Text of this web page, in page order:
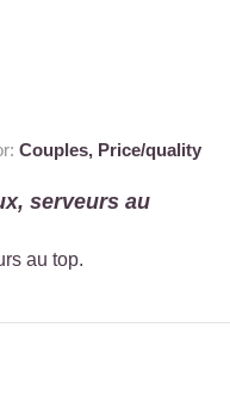
Couples, Price/quality
serveurs au
au top.